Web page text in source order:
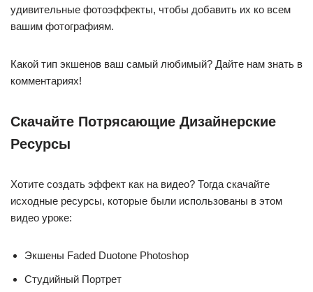
удивительные фотоэффекты, чтобы добавить их ко всем
вашим фотографиям.
Какой тип экшенов ваш самый любимый? Дайте нам знать в
комментариях!
Скачайте Потрясающие Дизайнерские
Ресурсы
Хотите создать эффект как на видео? Тогда скачайте
исходные ресурсы, которые были использованы в этом
видео уроке:
Экшены Faded Duotone Photoshop
Студийный Портрет